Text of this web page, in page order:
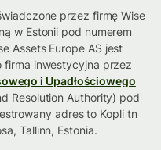
przez firmę Wise
w Estonii pod numerem
Assets Europe AS jest
firma inwestycyjna przez
i Upadłościowego
Resolution Authority) pod
adres to Kopli tn
Tallinn, Estonia.